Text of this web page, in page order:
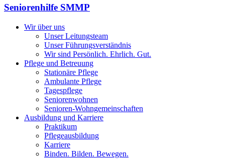
Seniorenhilfe SMMP
Wir über uns
Unser Leitungsteam
Unser Führungsverständnis
Wir sind Persönlich. Ehrlich. Gut.
Pflege und Betreuung
Stationäre Pflege
Ambulante Pflege
Tagespflege
Seniorenwohnen
Senioren-Wohn­ge­mein­schaf­ten
Ausbildung und Karriere
Praktikum
Pflegeausbildung
Karriere
Binden. Bilden. Bewegen.